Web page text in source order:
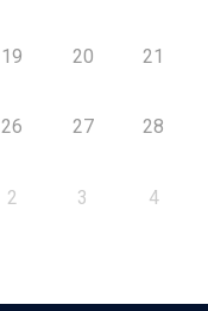
19 20 21
26 27 28
2 3 4